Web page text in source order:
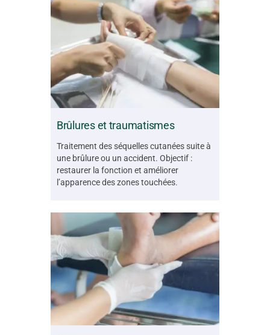
Brûlures et traumatismes
Traitement des séquelles cutanées suite à
une brûlure ou un accident. Objectif :
restaurer la fonction et améliorer
l’apparence des zones touchées.